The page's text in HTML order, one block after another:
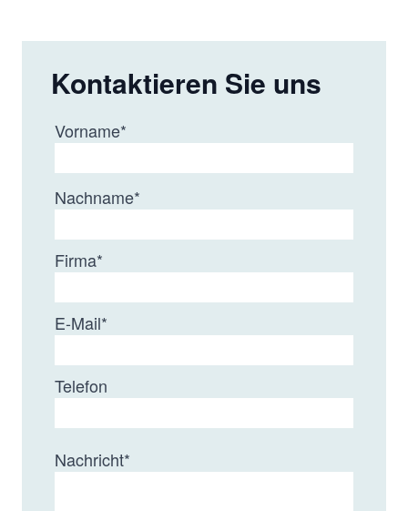
Kontaktieren Sie uns
Vorname*
Nachname*
Firma*
E-Mail*
Telefon
Nachricht*